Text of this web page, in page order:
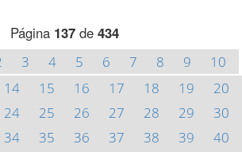
Página 137de 434
3 4 5 6 7 8 9
10
14 15 16 17 18 19
20
24 25 26 27 28 29
30
34 35 36 37 38 39
40